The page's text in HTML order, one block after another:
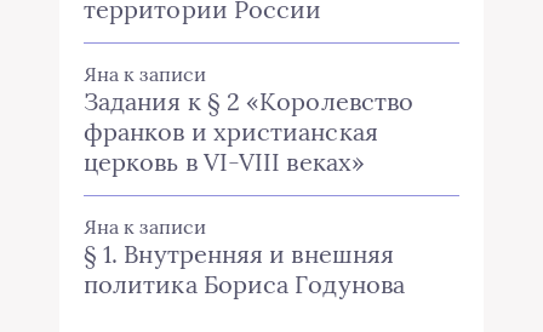
территории России
Яна к записи
Задания к § 2 «Королевство
франков и христианская
церковь в VI-VIII веках»
Яна к записи
§ 1. Внутренняя и внешняя
политика Бориса Годунова